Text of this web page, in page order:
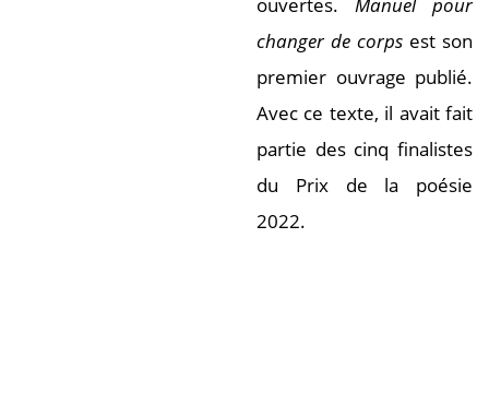
changer de corps est son
premier ouvrage publié.
Avec ce texte, il avait fait
partie des cinq finalistes
du Prix de la poésie
2022.